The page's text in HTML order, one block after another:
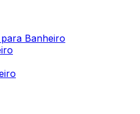
Banheiro